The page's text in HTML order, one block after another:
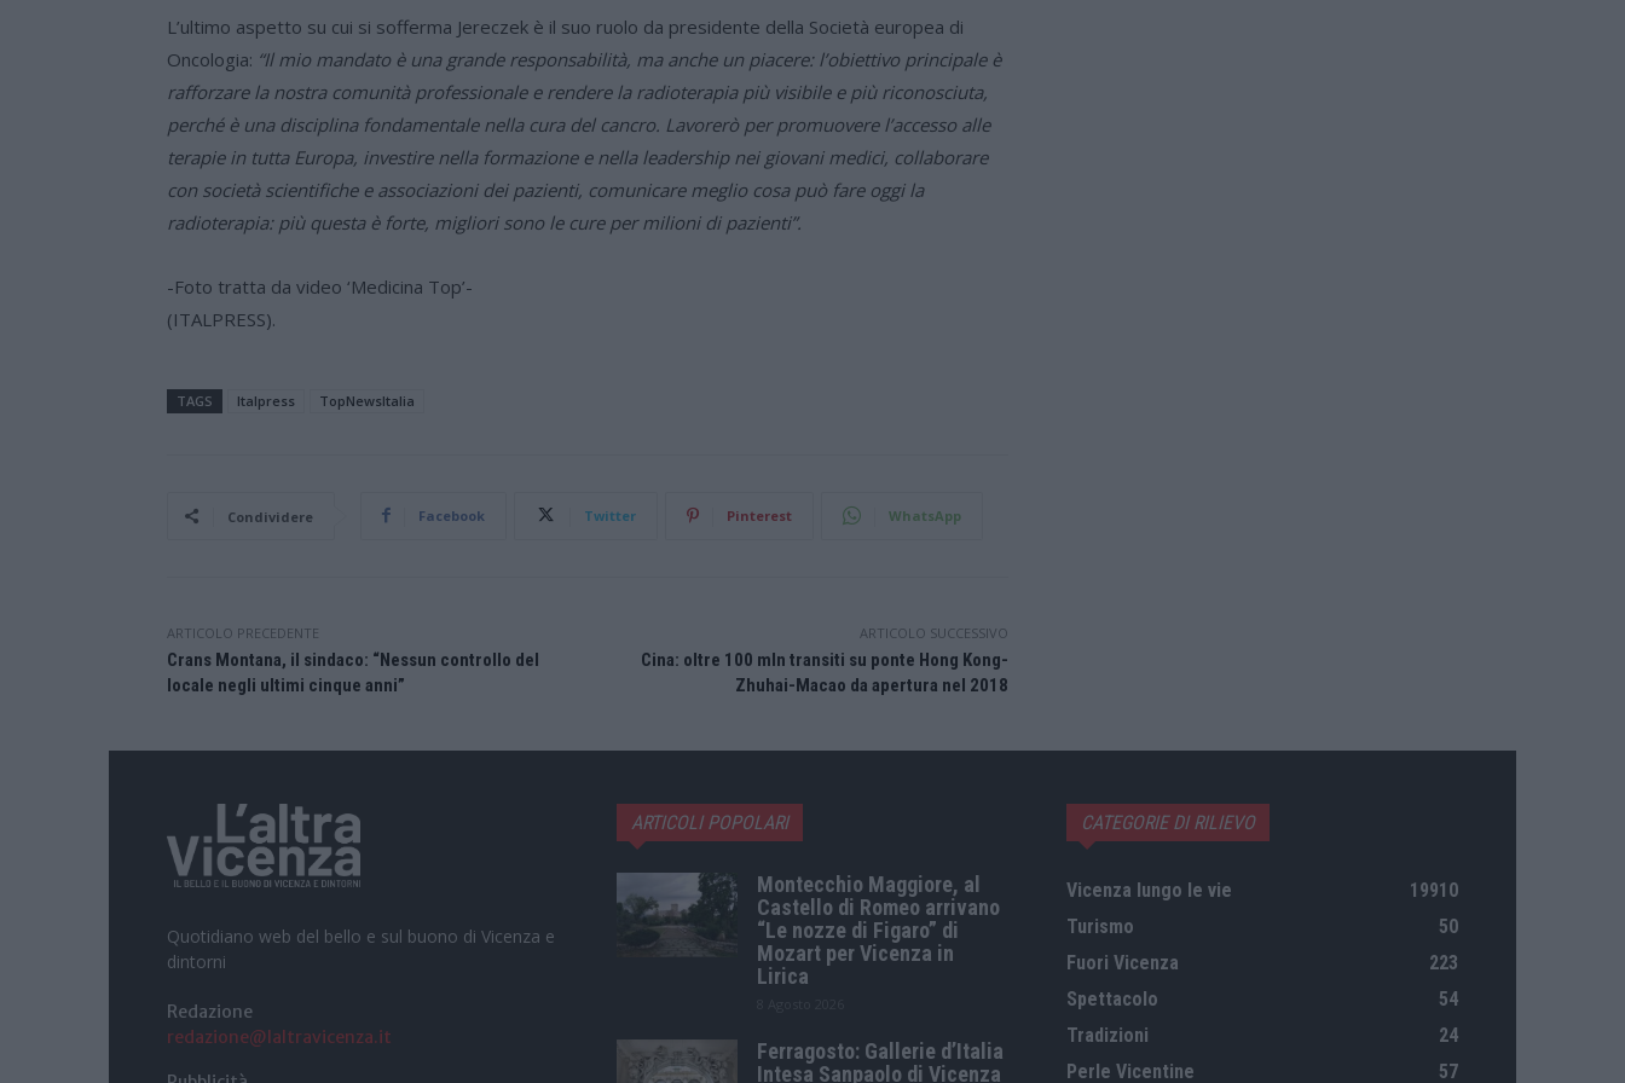
L’ultimo aspetto su cui si sofferma Jereczek è il suo ruolo da presidente della Società europea di
Oncologia: “Il mio mandato è una grande responsabilità, ma anche un piacere: l’obiettivo principale è
rafforzare la nostra comunità professionale e rendere la radioterapia più visibile e più riconosciuta,
perché è una disciplina fondamentale nella cura del cancro. Lavorerò per promuovere l’accesso alle
terapie in tutta Europa, investire nella formazione e nella leadership nei giovani medici, collaborare
con società scientifiche e associazioni dei pazienti, comunicare meglio cosa può fare oggi la
radioterapia: più questa è forte, migliori sono le cure per milioni di pazienti”.
-Foto tratta da video ‘Medicina Top’-
(ITALPRESS).
TAGS Italpress TopNewsItalia
Condividere Facebook Twitter Pinterest WhatsApp
ARTICOLO PRECEDENTE
Crans Montana, il sindaco: “Nessun controllo del
locale negli ultimi cinque anni”
ARTICOLO SUCCESSIVO
Cina: oltre 100 mln transiti su ponte Hong Kong-
Zhuhai-Macao da apertura nel 2018
Quotidiano web del bello e sul buono di Vicenza e
dintorni
Redazione
redazione@laltravicenza.it
ARTICOLI POPOLARI
Montecchio Maggiore, al
Castello di Romeo arrivano
“Le nozze di Figaro” di
Mozart per Vicenza in
Lirica
Ferragosto: Gallerie d’Italia
Intesa Sanpaolo di Vicenza
CATEGORIE DI RILIEVO
Vicenza lungo le vie
19910
Turismo
50
Fuori Vicenza
223
Spettacolo
54
Tradizioni
24
Perle Vicentine
57